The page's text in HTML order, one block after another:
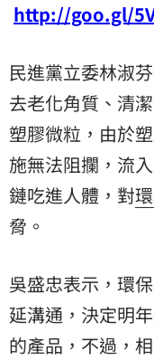
http://goo.gl/
民進黨立委林淑
去老化角質、清
塑膠微粒，由於
施無法阻攔，流
鏈吃進人體，對
脅。
吳盛忠表示，環
延溝通，決定明
的產品，不過，